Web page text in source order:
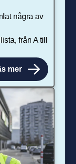
några av
från A till
mer